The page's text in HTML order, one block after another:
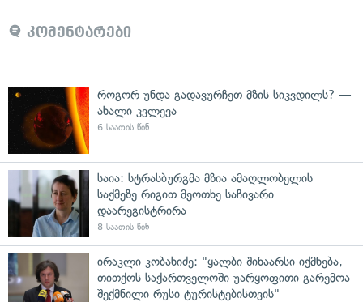
კომენტარები
როგორ უნდა გადავურჩეთ მზის სიკვდილს? —
ახალი კვლევა
6 საათის წინ
საია: სტრასბურგმა მზია ამაღლობელის
საქმეზე რიგით მეოთხე საჩივარი
დაარეგისტრირა
8 საათის წინ
ირაკლი კობახიძე: "ყალბი შინაარსი იქმნება,
თითქოს საქართველოში უარყოფითი გარემოა
შექმნილი რუსი ტურისტებისთვის"